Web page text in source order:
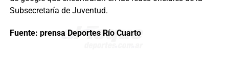
Subsecretaría de Juventud.
Fuente: prensa Deportes Río Cuarto